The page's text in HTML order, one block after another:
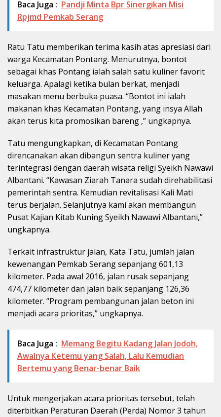
Baca Juga : Pandji Minta Bpr Sinergikan Misi
Rpjmd Pemkab Serang
Ratu Tatu memberikan terima kasih atas apresiasi dari
warga Kecamatan Pontang. Menurutnya, bontot
sebagai khas Pontang ialah salah satu kuliner favorit
keluarga. Apalagi ketika bulan berkat, menjadi
masakan menu berbuka puasa. “Bontot ini ialah
makanan khas Kecamatan Pontang, yang insya Allah
akan terus kita promosikan bareng ,” ungkapnya.
Tatu mengungkapkan, di Kecamatan Pontang
direncanakan akan dibangun sentra kuliner yang
terintegrasi dengan daerah wisata religi Syeikh Nawawi
Albantani. “Kawasan Ziarah Tanara sudah direhabilitasi
pemerintah sentra. Kemudian revitalisasi Kali Mati
terus berjalan. Selanjutnya kami akan membangun
Pusat Kajian Kitab Kuning Syeikh Nawawi Albantani,”
ungkapnya.
Terkait infrastruktur jalan, Kata Tatu, jumlah jalan
kewenangan Pemkab Serang sepanjang 601,13
kilometer. Pada awal 2016, jalan rusak sepanjang
474,77 kilometer dan jalan baik sepanjang 126,36
kilometer. “Program pembangunan jalan beton ini
menjadi acara prioritas,” ungkapnya.
Baca Juga : Memang Begitu Kadang Jalan Jodoh,
Awalnya Ketemu yang Salah, Lalu Kemudian
Bertemu yang Benar-benar Baik
Untuk mengerjakan acara prioritas tersebut, telah
diterbitkan Peraturan Daerah (Perda) Nomor 3 tahun